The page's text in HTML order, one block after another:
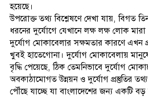
হয়েছে।
উপরোক্ত তথ্য বিশ্লেষণে দেখা যায়, বিগত
ধরনের দুর্যোগে যেখানে লক্ষ লক্ষ লোক
দুর্যোগ মোকাবেলার সক্ষমতার কারণে এখন
খুবই হাতেগোনা। দুর্যোগ মোকাবেলায়
বৃদ্ধি পেয়েছে, ঠিক তেমনিভাবে দুর্যোগ
অবকাঠামোগত উন্নয়ন ও দুর্যোগ প্রস্তুতির
পৌঁছে যাচ্ছে যা বাংলাদেশের জন্য একটি